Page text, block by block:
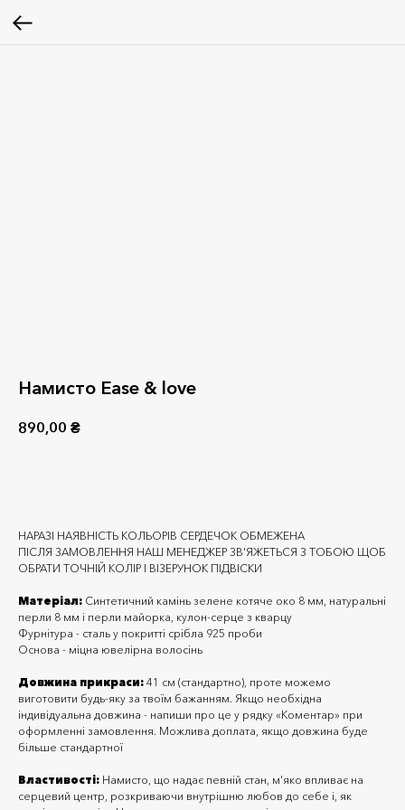
Намисто Ease & love
890,00 ₴
НАРАЗІ НАЯВНІСТЬ КОЛЬОРІВ СЕРДЕЧОК ОБМЕЖЕНА
ПІСЛЯ ЗАМОВЛЕННЯ НАШ МЕНЕДЖЕР ЗВ'ЯЖЕТЬСЯ З ТОБОЮ ЩОБ
ОБРАТИ ТОЧНІЙ КОЛІР І ВІЗЕРУНОК ПІДВІСКИ
Матеріал: Синтетичний камінь зелене котяче око 8 мм, натуральні
перли 8 мм і перли майорка, кулон-серце з кварцу
Фурнітура - сталь у покритті срібла 925 проби
Основа - міцна ювелірна волосінь
Довжина прикраси: 41 см (стандартно), проте можемо
виготовити будь-яку за твоїм бажанням. Якщо необхідна
індивідуальна довжина - напиши про це у рядку «Коментар» при
оформленні замовлення. Можлива доплата, якщо довжина буде
більше стандартної
Властивості: Намисто, що надає певній стан, м'яко впливає на
серцевий центр, розкриваючи внутрішню любов до себе і, як